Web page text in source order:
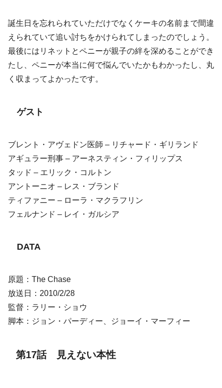
誕生日を忘れられていただけでなくケーキの名前まで間違
えられていて追い討ちをかけられてしまったのでしょう。
最後にはリネットとペニーが親子の絆を深めることができ
たし、ペニーが本当に何で悩んでいたかもわかったし、丸
く収まってよかったです。
ゲスト
ブレント・アヴェドン医師 – リチャード・ギリランド
アギュラー刑事 – アーネスティン・フィリップス
タッド – エリック・コルトン
アントーニオ – レス・ブランド
ティファニー – ローラ・マクラフリン
フェルナンド – レイ・ガルシア
DATA
原題：The Chase
放送日：2010/2/28
監督：ラリー・ショウ
脚本：ジョン・パーディー、ジョーイ・マーフィー
第17話 見えない本性